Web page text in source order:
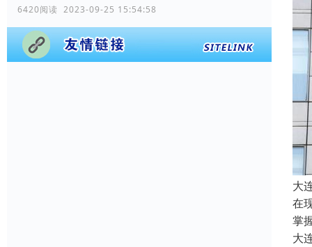
6420阅读 2023-09-25 15:54:58
大
在
掌
大